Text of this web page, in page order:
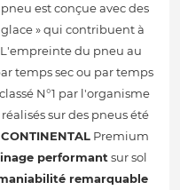
est conçue avec des
» qui contribuent à
du pneu au
temps sec ou par temps
N°1 par l'organisme
sur des pneus été
CONTINENTAL Premium
performantsur sol
remarquable